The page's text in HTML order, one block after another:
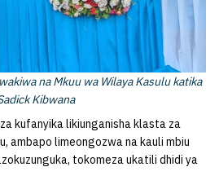
na Mkuu wa Wilaya Kasulu katika
Kibwana
kufanyika likiunganisha klasta za
ambapo limeongozwa na kauli mbiu
tokomeza ukatili dhidi ya